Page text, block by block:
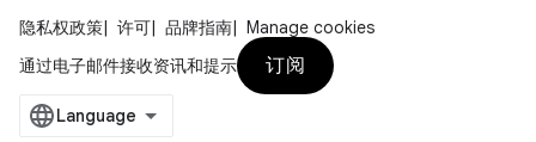
隐私权政策 许可 品牌指南
Manage cookies
通过电子邮件接收资讯和提示
订阅